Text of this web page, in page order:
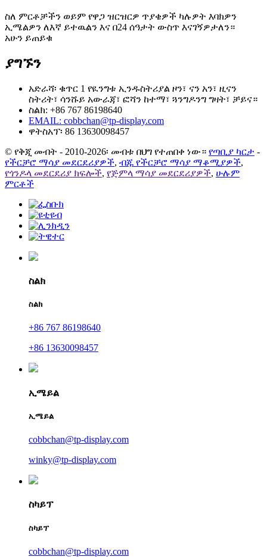
ስለ ምርቶቻችን ወይም የዋጋ ዝርዝርዎ ጥያቄዎች ካሉዎት እባክዎን
ኢሜልዎን ለእኛ ይተዉልን እና በ24 ሰዓታት ውስጥ እናገኝዎታለን።
አሁን ይጠይቁ
ያግኙን
አድራሻ፡ ቁጥር 1 የዪንግቱ ኢንዱስትሪያል ዞን፣ ናን አን፣ ዚናን
ስትሪት፣ ሳንሹይ አውራጃ፣ ፎሻን ከተማ፣ ጓንግዶንግ ግዛት፣ ቻይና።
ስልክ: +86 767 86198640
EMAIL: cobbchan@tp-display.com
ዋትስአፕ፡ 86 13630098457
© የቅጂ መብት - 2010-2026፡ መብቱ በህግ የተጠበቀ ነው። የጣቢያ ካርታ -
የችርቻሮ ማሳያ መደርደሪያዎች, ብጁ የችርቻሮ ማሳያ ማቆሚያዎች,
የጎንዶላ መደርደሪያ ክፍሎች, የጅምላ ማሳያ መደርደሪያዎች, ሁሉም
ምርቶች
ስልክ
ስልክ
+86 767 86198640
+86 13630098457
ኢሜይል
ኢሜይል
cobbchan@tp-display.com
winky@tp-display.com
ስካይፕ
ስካይፕ
cobbchan@tp-display.com